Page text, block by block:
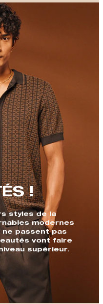
!
styles de la
modernes
ne passent pas
vont faire
supérieur.